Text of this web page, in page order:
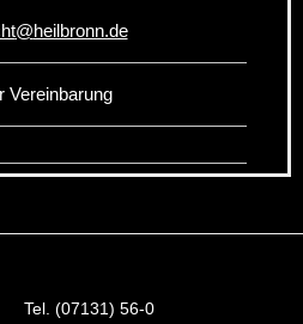
@heilbronn.de
Vereinbarung
Tel. (07131) 56-0